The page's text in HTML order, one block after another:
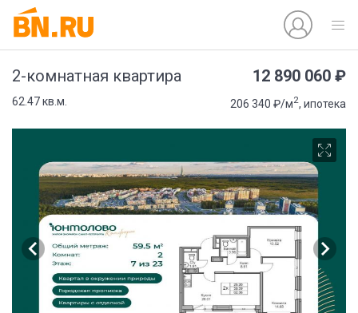
2-комнатная квартира 12 890 060 ₽
62.47 кв.м. 206 340 ₽/м2, ипотека